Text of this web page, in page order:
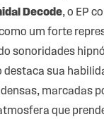
Decode, o EP
um forte
sonoridades
sua
marcadas
que